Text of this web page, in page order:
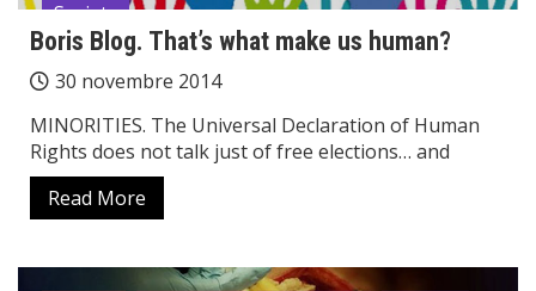
Society
Boris Blog. That’s what make us human?
30 novembre 2014
MINORITIES. The Universal Declaration of Human
Rights does not talk just of free elections… and
Read More